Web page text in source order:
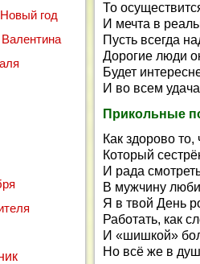
год
То
И мечта в
Пусть всегда
Дорогие люди
Будет
И во всем
Прикольные
Как здорово то,
Который
И рада
В мужчину
Я в твой День
Работать, как
И «шишкой»
Но всё же в